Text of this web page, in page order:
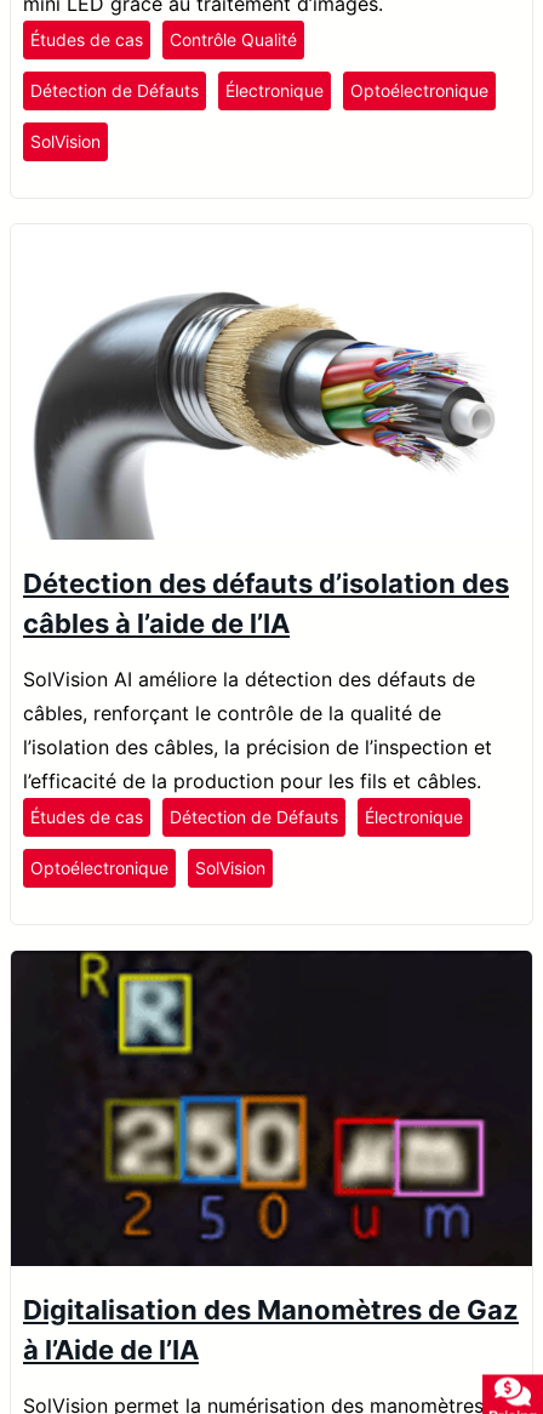
Études de cas Contrôle Qualité
Détection de Défauts Électronique Optoélectronique
SolVision
Détection des défauts d’isolation des
câbles à l’aide de l’IA
SolVision AI améliore la détection des défauts de
câbles, renforçant le contrôle de la qualité de
l’isolation des câbles, la précision de l’inspection et
l’efficacité de la production pour les fils et câbles.
Études de cas Détection de Défauts Électronique
Optoélectronique SolVision
Digitalisation des Manomètres de Gaz
à l’Aide de l’IA
SolVision permet la numérisation des manomètres